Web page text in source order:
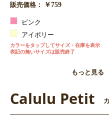
販売価格：
￥759
ピンク
アイボリー
カラーをタップしてサイズ・在庫を表示
表記の無いサイズは販売終了
もっと見る
Calulu Petit